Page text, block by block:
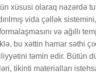
xüsusi olaraq nəzərdə
vida çəllək
və ağıllı
bu xəttin hamar səthi
təmin edir. Bütün
tikinti materialları